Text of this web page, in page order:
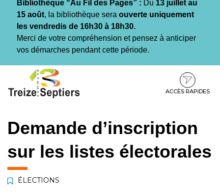
Bibliothèque “Au Fil des Pages” : Du 13 juillet au
15 août, la bibliothèque sera ouverte uniquement
les vendredis de 16h30 à 18h30.
Merci de votre compréhension et pensez à anticiper
vos démarches pendant cette période.
contenu
pied
ACCÈS RAPIDES
Demande d’inscription
sur les listes électorales
ÉLECTIONS